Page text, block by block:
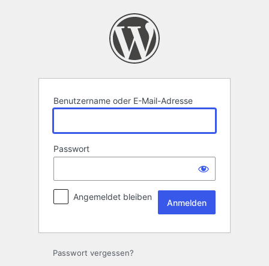
Benutzername oder E-Mail-Adresse
Passwort
Angemeldet bleiben
Passwort vergessen?